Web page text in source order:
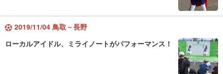
2019/11/04 鳥取－長野
ローカルアイドル、ミライノートがパフォーマンス！